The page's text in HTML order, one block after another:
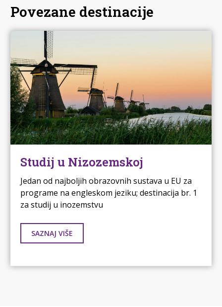
Povezane destinacije
Studij u Nizozemskoj
Jedan od najboljih obrazovnih sustava u EU za
programe na engleskom jeziku; destinacija br. 1
za studij u inozemstvu
SAZNAJ VIŠE